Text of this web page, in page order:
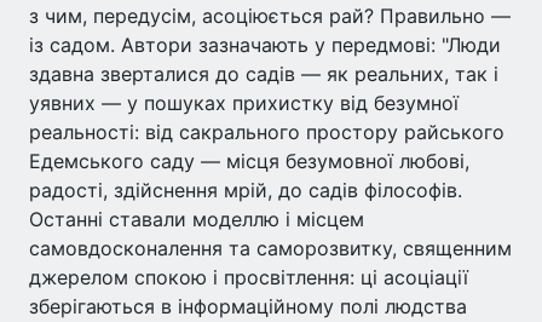
з чим, передусім, асоціюється рай? Правильно —
із садом. Автори зазначають у передмові: "Люди
здавна зверталися до садів — як реальних, так і
уявних — у пошуках прихистку від безумної
реальності: від сакрального простору райського
Едемського саду — місця безумовної любові,
радості, здійснення мрій, до садів філософів.
Останні ставали моделлю і місцем
самовдосконалення та саморозвитку, священним
джерелом спокою і просвітлення: ці асоціації
зберігаються в інформаційному полі людства